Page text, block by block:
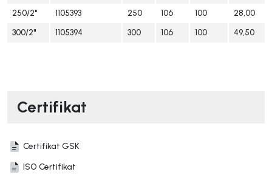
250/2"
1105393 250 106 100
28,00
300/2"
1105394 300 106 100 49,50
Certifikat
Certifikat GSK
ISO Certifikat